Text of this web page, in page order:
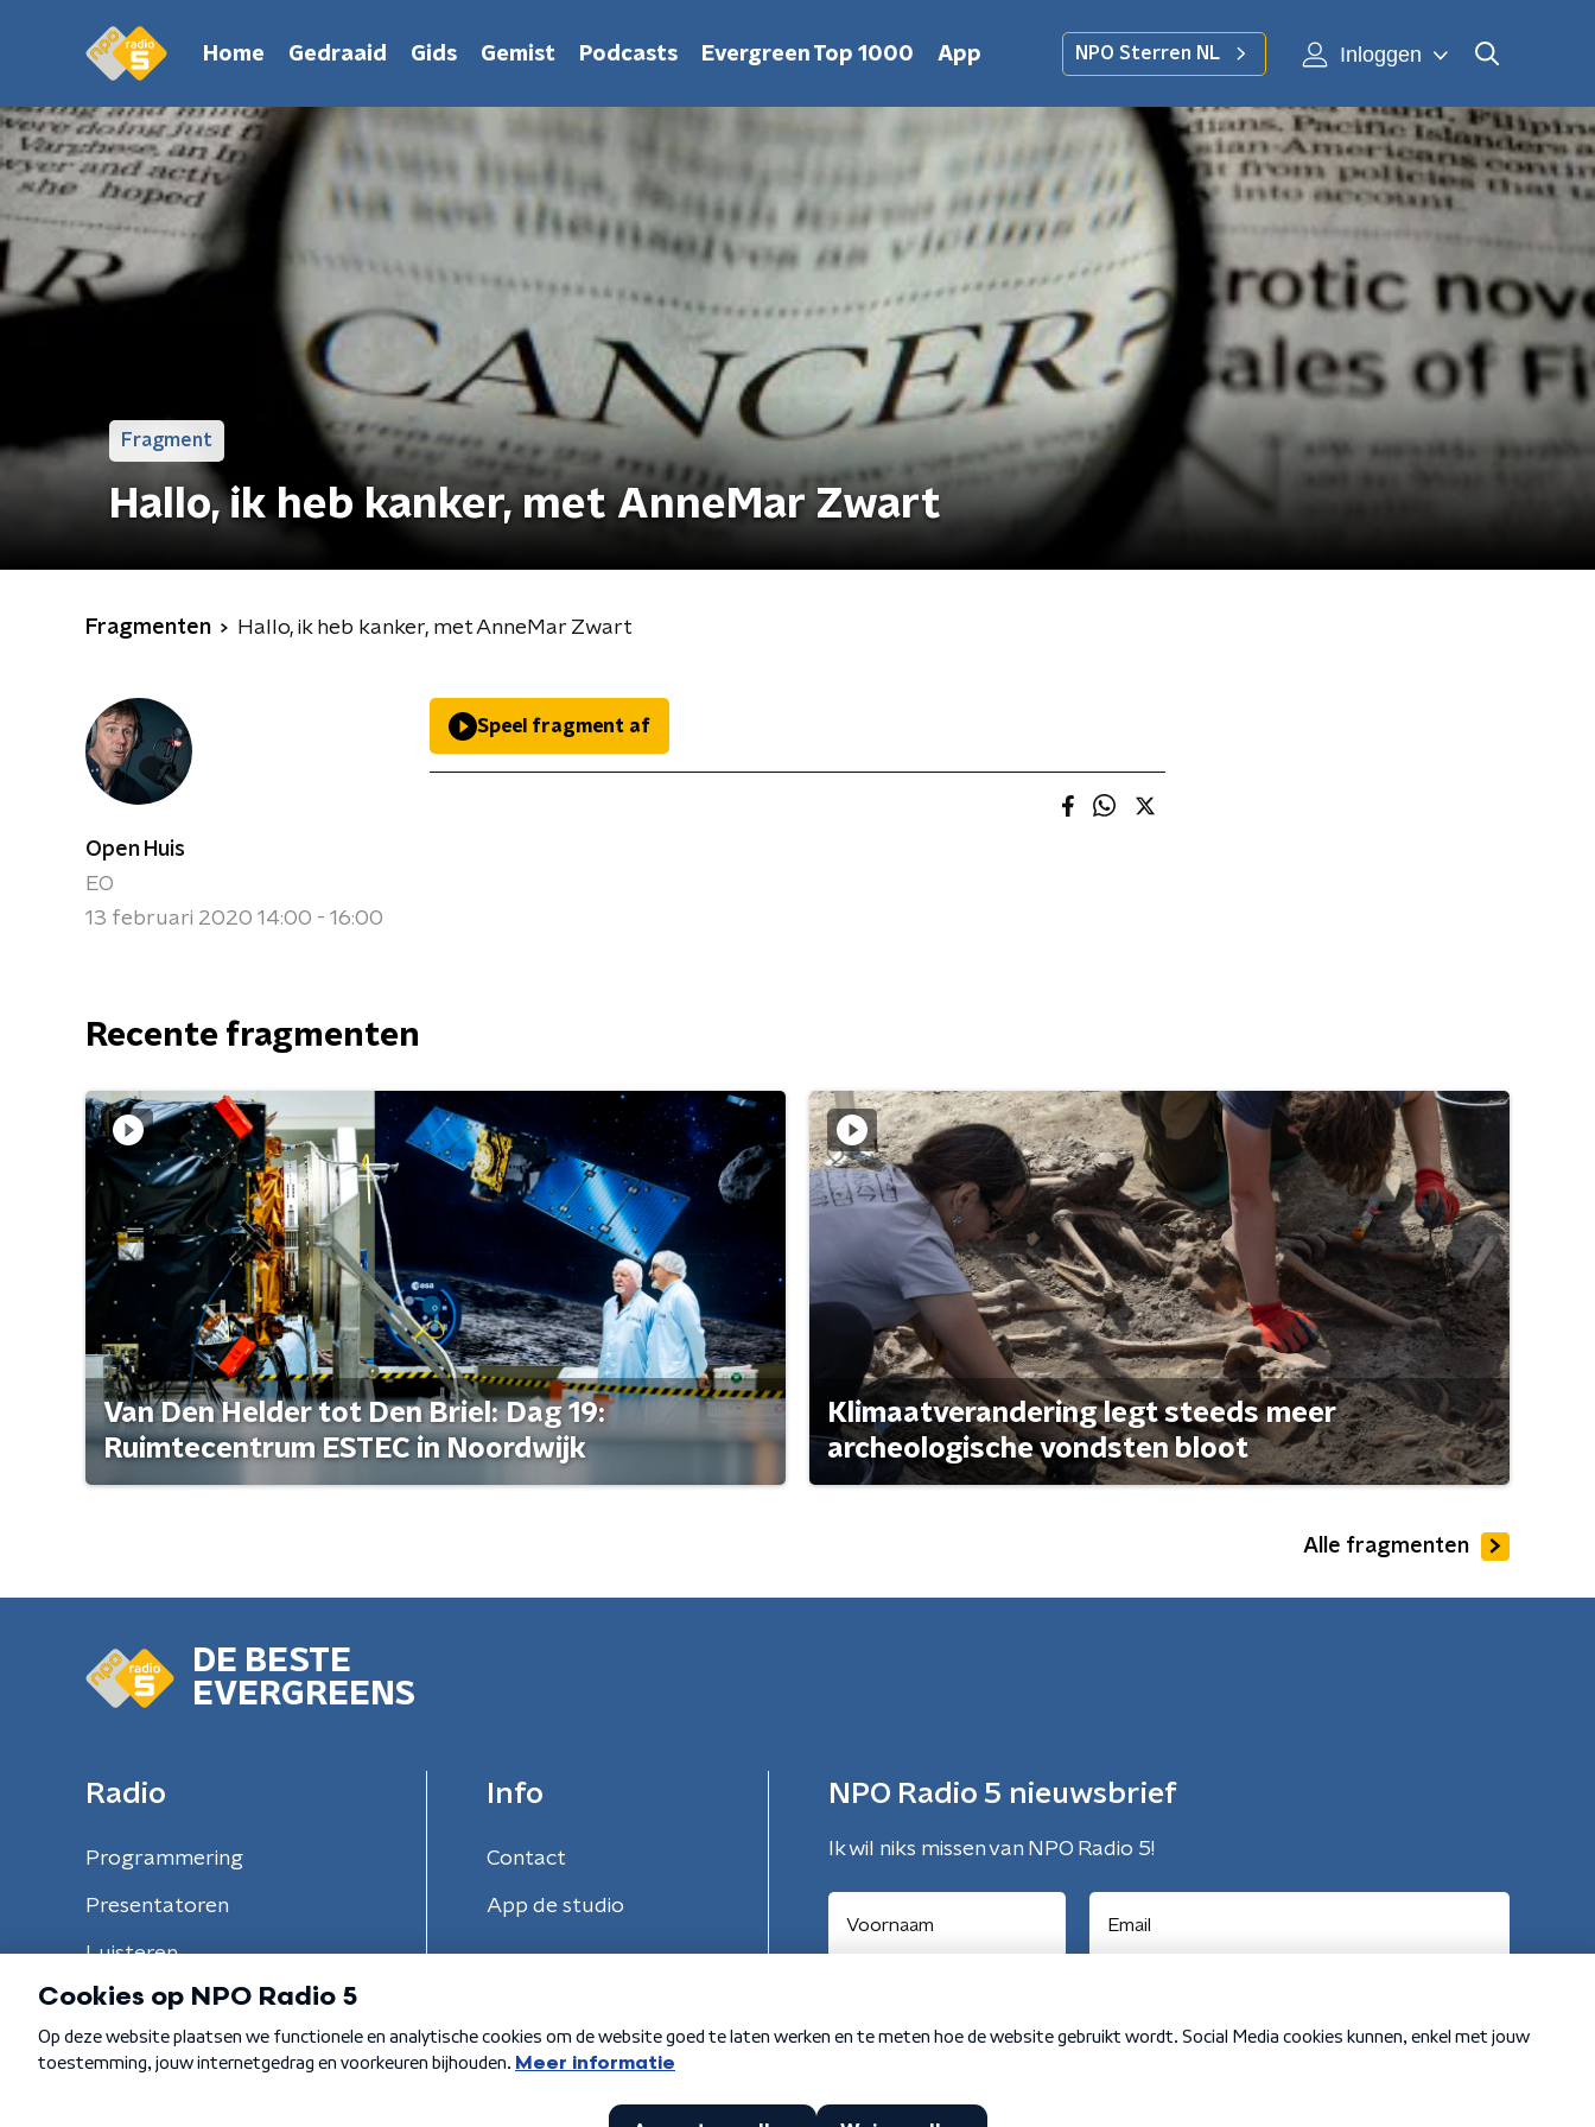
Home Gedraaid Gids Gemist Podcasts Evergreen Top 1000 App NPO Sterren NL Inloggen
Fragment
Hallo, ik heb kanker, met AnneMar Zwart
Fragmenten Hallo, ik heb kanker, met AnneMar Zwart
Open Huis
EO
13 februari 2020 14:00 - 16:00
Speel fragment af
Recente fragmenten
Van Den Helder tot Den Briel: Dag 19:
Ruimtecentrum ESTEC in Noordwijk
Klimaatverandering legt steeds meer
archeologische vondsten bloot
Alle fragmenten
DE BESTE
EVERGREENS
Radio
Programmering
Presentatoren
Luisteren
Info
Contact
App de studio
NPO Radio 5 nieuwsbrief
Ik wil niks missen van NPO Radio 5!
Algemene voorwaarden Privacybeleid